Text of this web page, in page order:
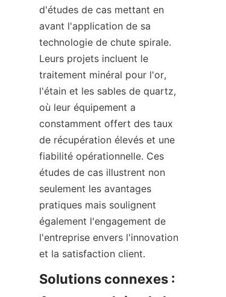
d'études de cas mettant en
avant l'application de sa
technologie de chute spirale.
Leurs projets incluent le
traitement minéral pour l'or,
l'étain et les sables de quartz,
où leur équipement a
constamment offert des taux
de récupération élevés et une
fiabilité opérationnelle. Ces
études de cas illustrent non
seulement les avantages
pratiques mais soulignent
également l'engagement de
l'entreprise envers l'innovation
et la satisfaction client.
Solutions connexes :